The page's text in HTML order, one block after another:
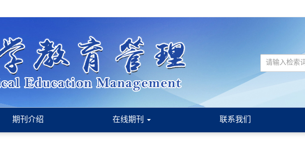
期刊介绍 在线期刊 联系我们